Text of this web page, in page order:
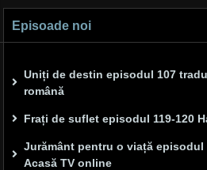
Episoade noi
Uniți de destin episodul 107
română
Frați de suflet episodul 119-120
Jurământ pentru o viață episodul
Acasă TV online